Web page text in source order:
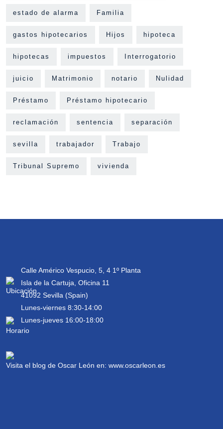
estado de alarma Familia
gastos hipotecarios Hijos hipoteca
hipotecas impuestos Interrogatorio
juicio Matrimonio notario Nulidad
Préstamo Préstamo hipotecario
reclamación sentencia separación
sevilla trabajador Trabajo
Tribunal Supremo vivienda
Calle Américo Vespucio, 5, 4 1º Planta
Isla de la Cartuja, Oficina 11
41092 Sevilla (Spain)
Lunes-viernes 8:30-14:00
Lunes-jueves 16:00-18:00
Visita el blog de Oscar León en: www.oscarleon.es